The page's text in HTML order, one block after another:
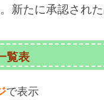
新たに承認され
覧表
で表示